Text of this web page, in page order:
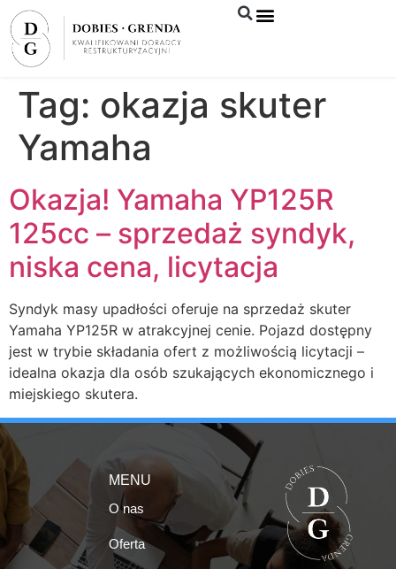
Tag: okazja skuter
Yamaha
Okazja! Yamaha YP125R
125cc – sprzedaż syndyk,
niska cena, licytacja
Syndyk masy upadłości oferuje na sprzedaż skuter
Yamaha YP125R w atrakcyjnej cenie. Pojazd dostępny
jest w trybie składania ofert z możliwością licytacji –
idealna okazja dla osób szukających ekonomicznego i
miejskiego skutera.
MENU
O nas
Oferta